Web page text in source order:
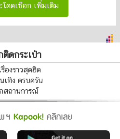
โดดเชือก เพิ่มเติม
ดกระเป๋า
องราวสุดฮิต
เทิง ครบครัน
สถานการณ์